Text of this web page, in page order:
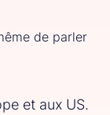
de parler
et aux US.